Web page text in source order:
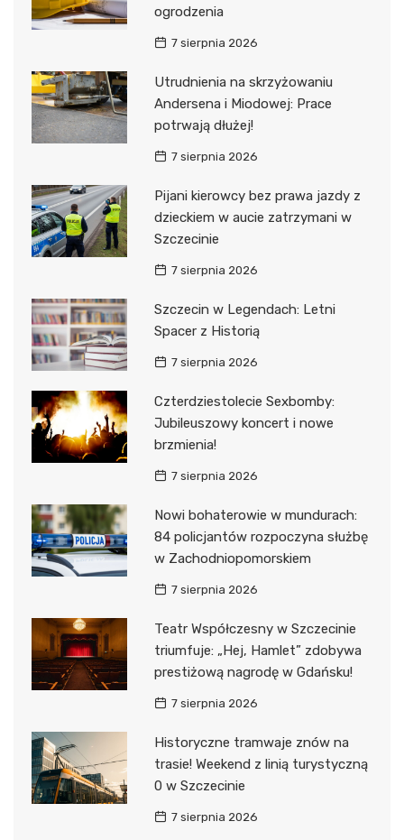
ogrodzenia
7 sierpnia 2026
Utrudnienia na skrzyżowaniu
Andersena i Miodowej: Prace
potrwają dłużej!
7 sierpnia 2026
Pijani kierowcy bez prawa jazdy z
dzieckiem w aucie zatrzymani w
Szczecinie
7 sierpnia 2026
Szczecin w Legendach: Letni
Spacer z Historią
7 sierpnia 2026
Czterdziestolecie Sexbomby:
Jubileuszowy koncert i nowe
brzmienia!
7 sierpnia 2026
Nowi bohaterowie w mundurach:
84 policjantów rozpoczyna służbę
w Zachodniopomorskiem
7 sierpnia 2026
Teatr Współczesny w Szczecinie
triumfuje: „Hej, Hamlet” zdobywa
prestiżową nagrodę w Gdańsku!
7 sierpnia 2026
Historyczne tramwaje znów na
trasie! Weekend z linią turystyczną
0 w Szczecinie
7 sierpnia 2026